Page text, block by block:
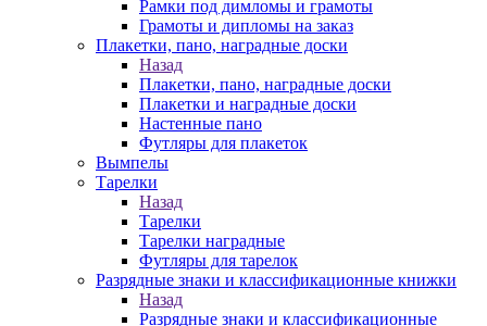
Рамки под димломы и грамоты
Грамоты и дипломы на заказ
Плакетки, пано, наградные доски
Назад
Плакетки, пано, наградные доски
Плакетки и наградные доски
Настенные пано
Футляры для плакеток
Вымпелы
Тарелки
Назад
Тарелки
Тарелки наградные
Футляры для тарелок
Разрядные знаки и классификационные книжки
Назад
Разрядные знаки и классификационные